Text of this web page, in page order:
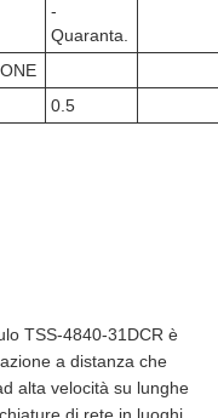
-
Quaranta.
0.5
TSS-4840-31DCR è
a distanza che
alta velocità su lunghe